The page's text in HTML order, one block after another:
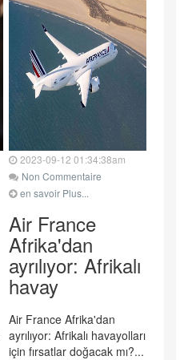
2023-09-12 01:34:38am
Non Commentaire
en savoir Plus...
Air France
Afrika'dan
ayrılıyor: Afrikalı
havay
Air France Afrika'dan
ayrılıyor: Afrikalı havayolları
için fırsatlar doğacak mı?...